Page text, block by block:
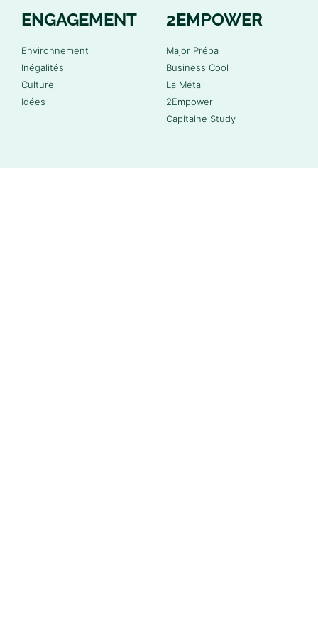
ENGAGEMENT
Environnement
Inégalités
Culture
Idées
2EMPOWER
Major Prépa
Business Cool
La Méta
2Empower
Capitaine Study